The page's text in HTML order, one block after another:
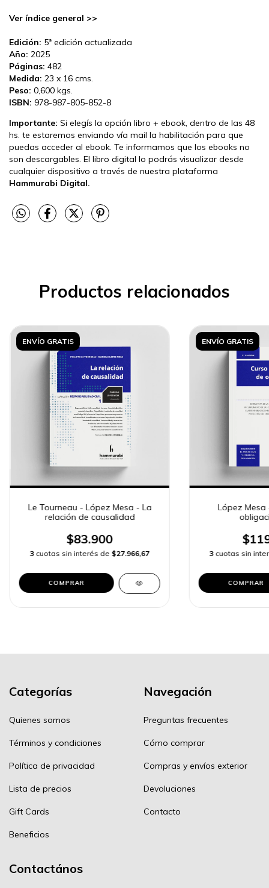
Ver índice general >>
Edición: 5ª edición actualizada
Año: 2025
Páginas: 482
Medida: 23 x 16 cms.
Peso: 0,600 kgs.
ISBN: 978-987-805-852-8
Importante: Si elegís la opción libro + ebook, dentro de las 48
hs. te estaremos enviando vía mail la habilitación para que
puedas acceder al ebook. Te informamos que los ebooks no
son descargables. El libro digital lo podrás visualizar desde
cualquier dispositivo a través de nuestra plataforma
Hammurabi Digital.
Productos relacionados
ENVÍO GRATIS
Le Tourneau - López Mesa - La
relación de causalidad
$83.900
3 cuotas sin interés de $27.966,67
COMPRAR
ENVÍO GRATIS
López
3 cuotas sin
COMPRAR
Categorías
Quienes somos
Términos y condiciones
Política de privacidad
Lista de precios
Gift Cards
Beneficios
Navegación
Preguntas frecuentes
Cómo comprar
Compras y envíos exterior
Devoluciones
Contacto
Contactános